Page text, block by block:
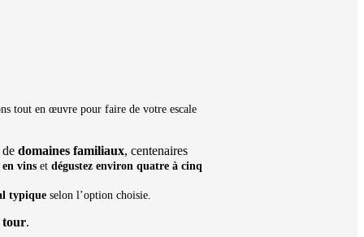
tout en œuvre pour faire de votre escale
domaines familiaux, centenaires
vins et dégustez environ quatre à cinq
typique selon l’option choisie.
tour.